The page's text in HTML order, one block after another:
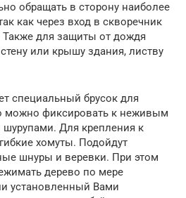
обращать в сторону наиболее
как через вход в скворечник
Также для защиты от дождя
или крышу здания, листву
специальный брусок для
можно фиксировать к неживым
Для крепления к
хомуты. Подойдут
шнуры и веревки. При этом
дерево по мере
установленный Вами